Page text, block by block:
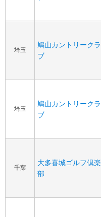
埼玉
鳩山カントリークラ
ブ
埼玉
鳩山カントリークラ
ブ
千葉
大多喜城ゴルフ倶楽
部